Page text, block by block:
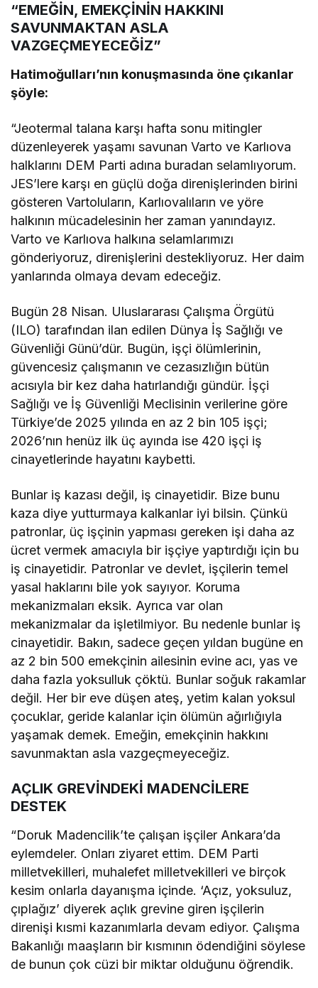
“EMEĞİN, EMEKÇİNİN HAKKINI
SAVUNMAKTAN ASLA
VAZGEÇMEYECEĞİZ”
Hatimoğulları’nın konuşmasında öne çıkanlar
şöyle:
“Jeotermal talana karşı hafta sonu mitingler
düzenleyerek yaşamı savunan Varto ve Karlıova
halklarını DEM Parti adına buradan selamlıyorum.
JES’lere karşı en güçlü doğa direnişlerinden birini
gösteren Vartoluların, Karlıovalıların ve yöre
halkının mücadelesinin her zaman yanındayız.
Varto ve Karlıova halkına selamlarımızı
gönderiyoruz, direnişlerini destekliyoruz. Her daim
yanlarında olmaya devam edeceğiz.
Bugün 28 Nisan. Uluslararası Çalışma Örgütü
(ILO) tarafından ilan edilen Dünya İş Sağlığı ve
Güvenliği Günü’dür. Bugün, işçi ölümlerinin,
güvencesiz çalışmanın ve cezasızlığın bütün
acısıyla bir kez daha hatırlandığı gündür. İşçi
Sağlığı ve İş Güvenliği Meclisinin verilerine göre
Türkiye’de 2025 yılında en az 2 bin 105 işçi;
2026’nın henüz ilk üç ayında ise 420 işçi iş
cinayetlerinde hayatını kaybetti.
Bunlar iş kazası değil, iş cinayetidir. Bize bunu
kaza diye yutturmaya kalkanlar iyi bilsin. Çünkü
patronlar, üç işçinin yapması gereken işi daha az
ücret vermek amacıyla bir işçiye yaptırdığı için bu
iş cinayetidir. Patronlar ve devlet, işçilerin temel
yasal haklarını bile yok sayıyor. Koruma
mekanizmaları eksik. Ayrıca var olan
mekanizmalar da işletilmiyor. Bu nedenle bunlar iş
cinayetidir. Bakın, sadece geçen yıldan bugüne en
az 2 bin 500 emekçinin ailesinin evine acı, yas ve
daha fazla yoksulluk çöktü. Bunlar soğuk rakamlar
değil. Her bir eve düşen ateş, yetim kalan yoksul
çocuklar, geride kalanlar için ölümün ağırlığıyla
yaşamak demek. Emeğin, emekçinin hakkını
savunmaktan asla vazgeçmeyeceğiz.
AÇLIK GREVİNDEKİ MADENCİLERE
DESTEK
“Doruk Madencilik’te çalışan işçiler Ankara’da
eylemdeler. Onları ziyaret ettim. DEM Parti
milletvekilleri, muhalefet milletvekilleri ve birçok
kesim onlarla dayanışma içinde. ‘Açız, yoksuluz,
çıplağız’ diyerek açlık grevine giren işçilerin
direnişi kısmi kazanımlarla devam ediyor. Çalışma
Bakanlığı maaşların bir kısmının ödendiğini söylese
de bunun çok cüzi bir miktar olduğunu öğrendik.